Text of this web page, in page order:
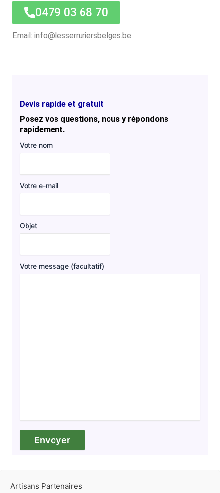
0479 03 68 70
Email: info@lesserruriersbelges.be
Devis rapide et gratuit
Posez vos questions, nous y répondons
rapidement.
Votre nom
Votre e-mail
Objet
Votre message (facultatif)
Artisans Partenaires